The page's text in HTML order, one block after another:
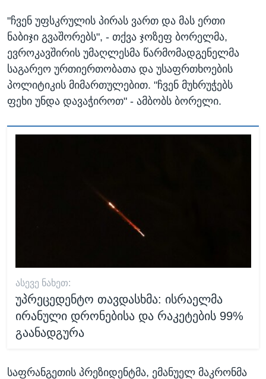
"ჩვენ უფსკრულის პირას ვართ და მას ერთი
ნაბიჯი გვაშორებს", - თქვა ჯოზეფ ბორელმა,
ევროკავშირის უმაღლესმა წარმომადგენელმა
საგარეო ურთიერთობათა და უსაფრთხოების
პოლიტიკის მიმართულებით. "ჩვენ მუხრუჭებს
ფეხი უნდა დავაჭიროთ" - ამბობს ბორელი.
ᲐᲡᲔᲕᲔ ᲜᲐᲮᲔᲗ:
უპრეცედენტო თავდასხმა: ისრაელმა
ირანული დრონებისა და რაკეტების 99%
გაანადგურა
საფრანგეთის პრეზიდენტმა, ემანუელ მაკრონმა